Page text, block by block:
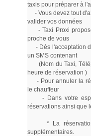
taxis pour préparer à
- Vous devez tout
valider vos données
- Taxi Proxi
proche de vous
- Dés l'acceptation
un SMS contenant
(Nom du Taxi,
heure de réservation )
- Pour annuler la
le chauffeur
- Dans votre
réservations ainsi que
* La réservation
supplémentaires.